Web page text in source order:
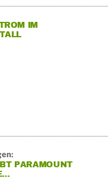
IM
PARAMOUNT